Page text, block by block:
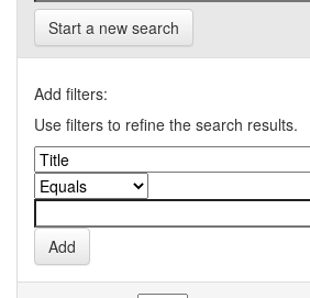
Start a new search
Add filters:
Use filters to refine the search results.